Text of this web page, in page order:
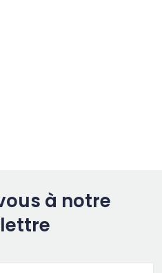
à notre